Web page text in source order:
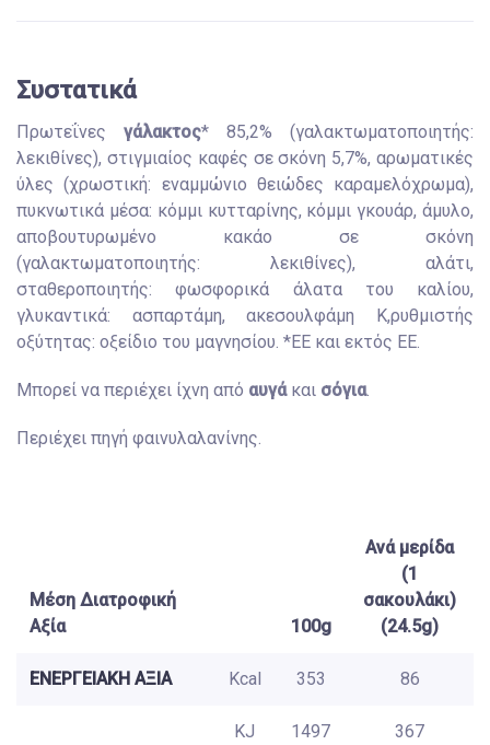
Συστατικά
Πρωτεΐνες γάλακτος* 85,2% (γαλακτωματοποιητής:
λεκιθίνες), στιγμιαίος καφές σε σκόνη 5,7%, αρωματικές
ύλες (χρωστική: εναμμώνιο θειώδες καραμελόχρωμα),
πυκνωτικά μέσα: κόμμι κυτταρίνης, κόμμι γκουάρ, άμυλο,
αποβουτυρωμένο κακάο σε σκόνη
(γαλακτωματοποιητής: λεκιθίνες), αλάτι,
σταθεροποιητής: φωσφορικά άλατα του καλίου,
γλυκαντικά: ασπαρτάμη, ακεσουλφάμη Κ,ρυθμιστής
οξύτητας: οξείδιο του μαγνησίου. *ΕΕ και εκτός ΕΕ.
Μπορεί να περιέχει ίχνη από αυγάκαι σόγια.
Περιέχει πηγή φαινυλαλανίνης.
Μέση Διατροφική
Αξία
100g
Ανά μερίδα
(1
σακουλάκι)
(24.5g)
ΕΝΕΡΓΕΙΑΚΗ ΑΞΙΑ Kcal 353 86
KJ 1497 367